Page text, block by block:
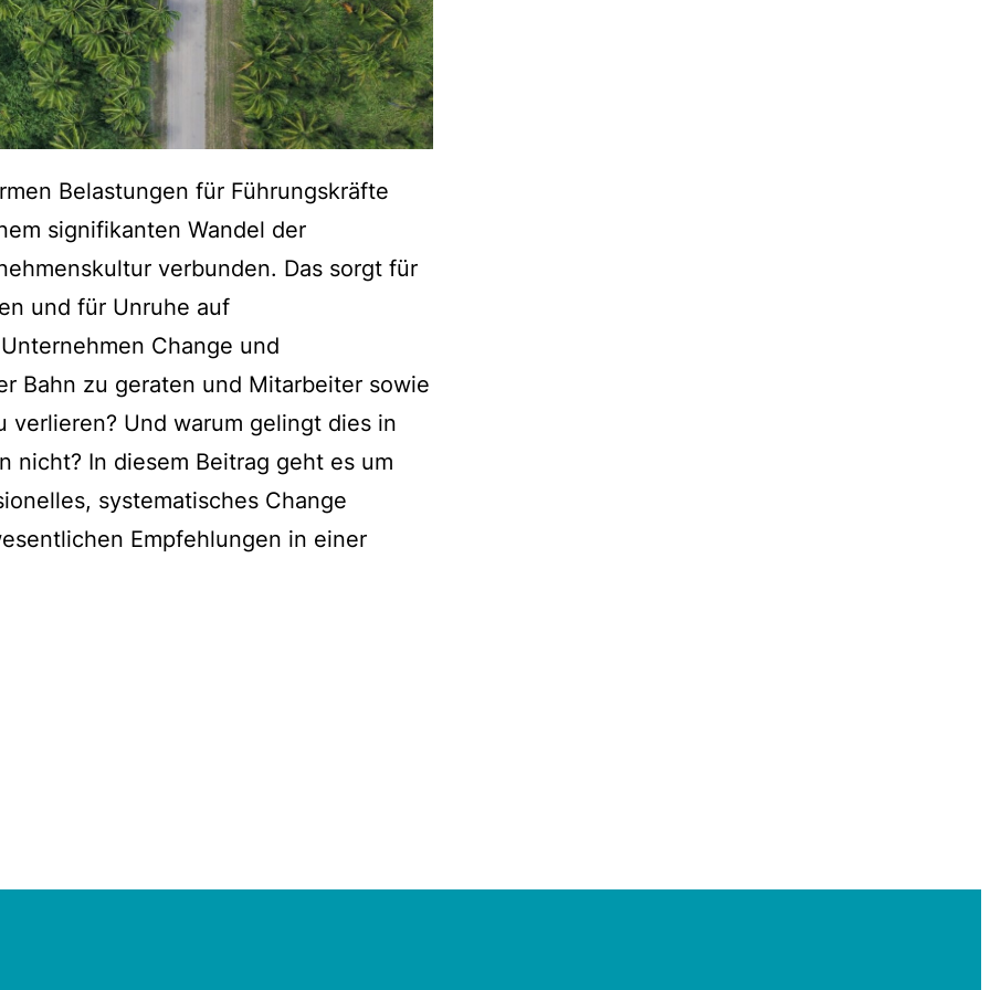
Belastungen für Führungskräfte
signifikanten Wandel der
verbunden. Das sorgt für
und für Unruhe auf
Change und
Bahn zu geraten und Mitarbeiter sowie
verlieren? Und warum gelingt dies in
nicht? In diesem Beitrag geht es um
systematisches Change
Empfehlungen in einer